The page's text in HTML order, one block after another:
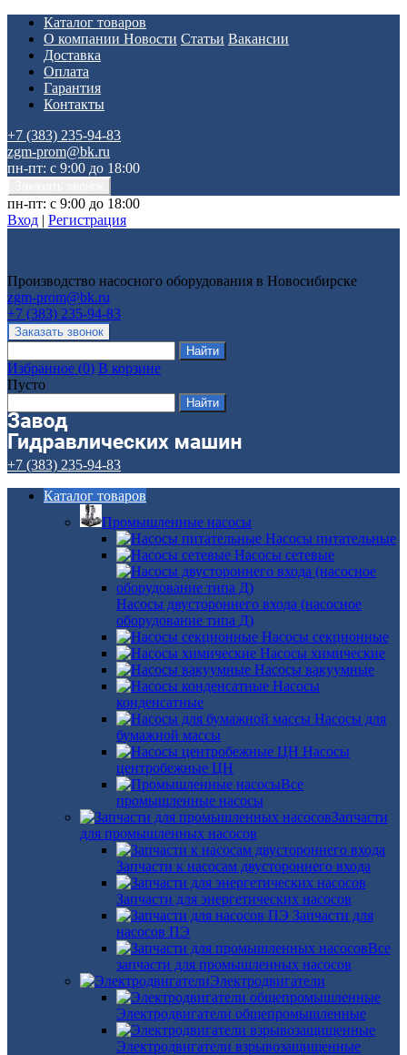
Каталог товаров
О компании Новости Статьи Вакансии
Доставка
Оплата
Гарантия
Контакты
+7 (383) 235-94-83
zgm-prom@bk.ru
пн-пт: с 9:00 до 18:00
пн-пт: с 9:00 до 18:00
Вход | Регистрация
Производство насосного оборудования в Новосибирске
zgm-prom@bk.ru
+7 (383) 235-94-83
Избранное (0) В корзине
Пусто
+7 (383) 235-94-83
Каталог товаров
Промышленные насосы
Насосы питательные
Насосы сетевые
Насосы двустороннего входа (насосное
оборудование типа Д)
Насосы секционные
Насосы химические
Насосы вакуумные
Насосы
конденсатные
Насосы для
бумажной массы
Насосы
центробежные ЦН
Все
промышленные насосы
Запчасти
для промышленных насосов
Запчасти к насосам двустороннего входа
Запчасти для энергетических насосов
Запчасти для
насосов ПЭ
Все
запчасти для промышленных насосов
Электродвигатели
Электродвигатели общепромышленные
Электродвигатели взрывозащищенные